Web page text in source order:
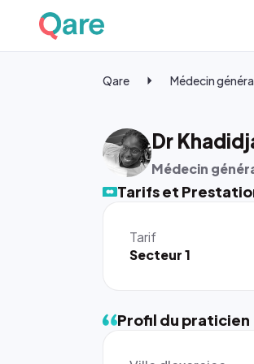
Qare Médecin
Dr
Médecin
Tarifs et
Tarif
Secteur 1
Profil du praticien